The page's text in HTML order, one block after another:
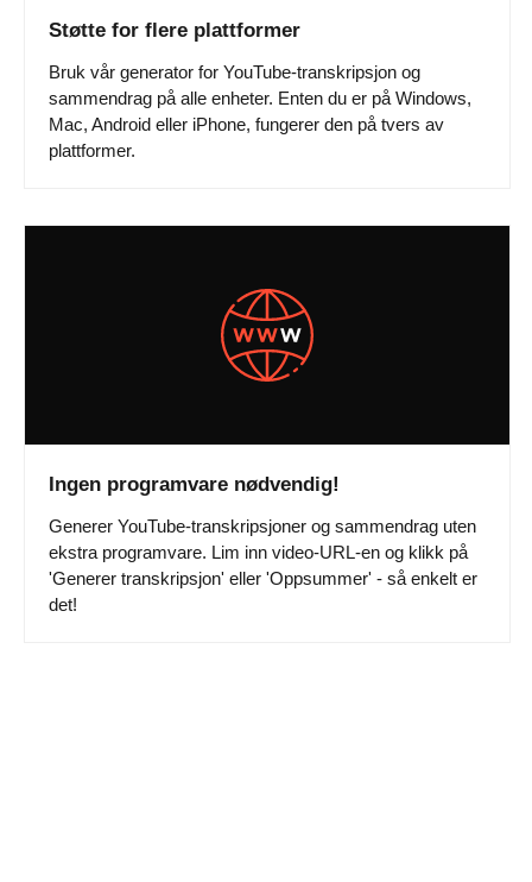
Støtte for flere plattformer
Bruk vår generator for YouTube-transkripsjon og
sammendrag på alle enheter. Enten du er på Windows,
Mac, Android eller iPhone, fungerer den på tvers av
plattformer.
Ingen programvare nødvendig!
Generer YouTube-transkripsjoner og sammendrag uten
ekstra programvare. Lim inn video-URL-en og klikk på
'Generer transkripsjon' eller 'Oppsummer' - så enkelt er
det!